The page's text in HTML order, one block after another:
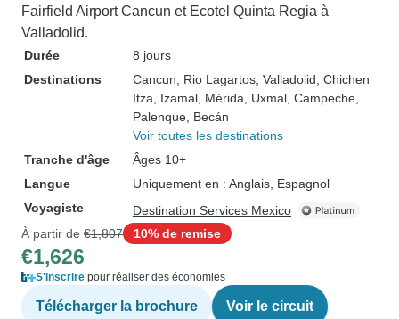
Fairfield Airport Cancun et Ecotel Quinta Regia à
Valladolid.
Durée
8 jours
Destinations
Cancun , Rio Lagartos , Valladolid , Chichen
Itza , Izamal , Mérida , Uxmal , Campeche
Palenque , Becán
Voir toutes les destinations
Tranche d'âge
Âges 10+
Langue
Uniquement en : Anglais, Espagnol
Voyagiste
Destination Services Mexico
À partir de €1,807 10% de remise
€1,626
S'inscrire pour réaliser des économies
Télécharger la brochure Voir le circuit